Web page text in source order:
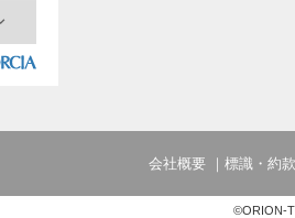
会社概要 標識・約款
©ORION-